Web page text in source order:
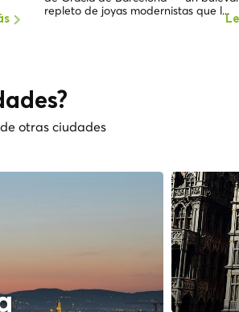
repleto de joyas modernistas que l...
otras ciudades